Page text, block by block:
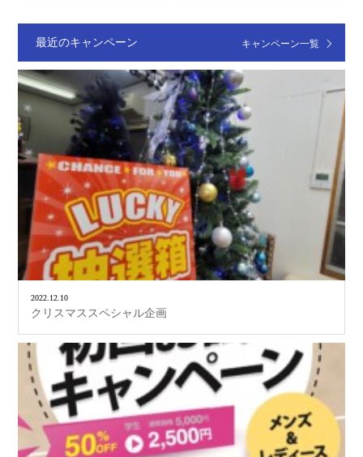
最近のキャンペーン キャンペーン一覧
2022.12.10
クリスマススペシャル企画